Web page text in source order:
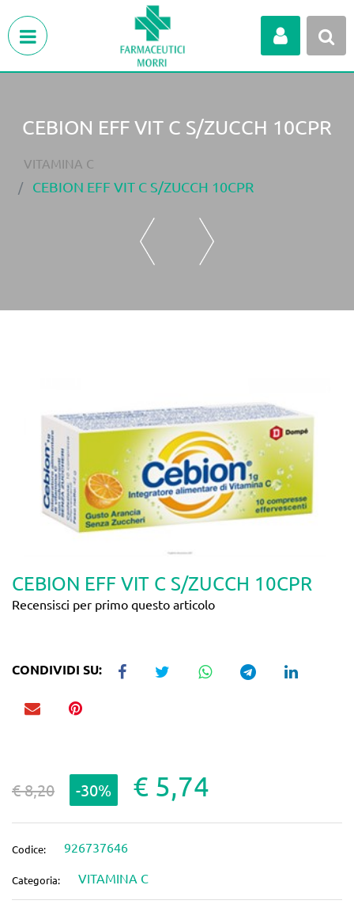
CEBION EFF VIT C S/ZUCCH 10CPR
VITAMINA C
CEBION EFF VIT C S/ZUCCH 10CPR
CEBION EFF VIT C S/ZUCCH 10CPR
Recensisci per primo questo articolo
CONDIVIDI SU:
€ 8,20 -30% € 5,74
Codice: 926737646
Categoria: VITAMINA C